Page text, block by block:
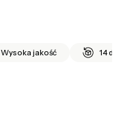
Wysoka jakość 14 dni